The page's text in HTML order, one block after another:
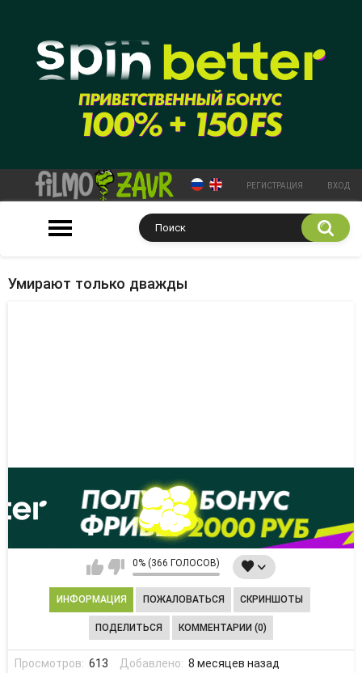
РЕГИСТРАЦИЯ ВХОД
Умирают только дважды
0% (366 ГОЛОСОВ)
ИНФОРМАЦИЯ ПОЖАЛОВАТЬСЯ СКРИНШОТЫ
ПОДЕЛИТЬСЯ КОММЕНТАРИИ (0)
Просмотров: 613 Добавлено: 8 месяцев назад